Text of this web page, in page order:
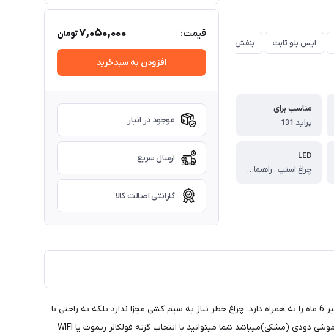
ایس بلو ثابت بنفش ثابت
مناسب برای
پراید 131
LED
چراغ استپ . راهنما . دنده عقب
قیمت: 7,050,000تومان
افزودن به سبدخرید
موجود در انبار
ارسال سریع
گارانتی اصالت کالا
چراغ خطر عقب اسپرت طرح e200 مناسب برای پراید 131 میباشد قیمت برای جفت چراغ خطر محاسبه شده است و گارانتی معتبر 6 ماه را به همراه دارد. چراغ خطر نیاز به سیم کشی مجزا ندارد بلکه به راحتی با
سوکتهای فابریک خودرو روشن میشوند و قابل ذکر است که تمامی چراغ ها آبندی شده اندو رنگ طلق این چراغ خطر در حالت خاموشی دودی (مشکی)میباشد شما میتوانید با انتخاب گزنه فولکالر ریموت یا WIFI